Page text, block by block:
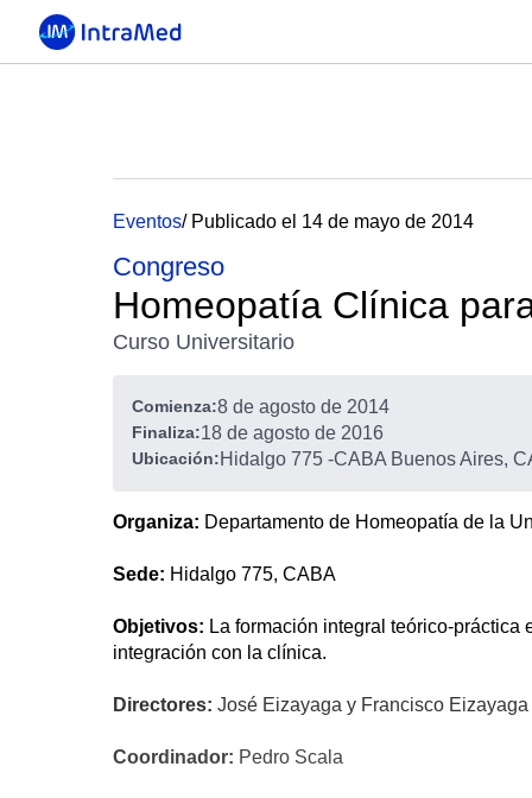
Eventos/ Publicado el 14 de mayo de 2014
Congreso
Homeopatía Clínica
Curso Universitario
Comienza:8 de agosto de 2014
Finaliza:18 de agosto de 2016
Ubicación:Hidalgo 775 -CABA Buenos Aires,
Organiza: Departamento de Homeopatía de la
Sede: Hidalgo 775, CABA
Objetivos: La formación integral teórico-
integración con la clínica.
Directores: José Eizayaga y Francisco Eizayaga
Coordinador: Pedro Scala